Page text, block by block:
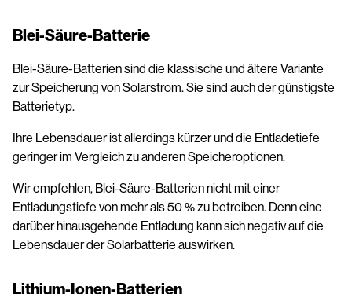
Blei-Säure-Batterie
Blei-Säure-Batterien sind die klassische und ältere Variante
zur Speicherung von Solarstrom. Sie sind auch der günstigste
Batterietyp.
Ihre Lebensdauer ist allerdings kürzer und die Entladetiefe
geringer im Vergleich zu anderen Speicheroptionen.
Wir empfehlen, Blei-Säure-Batterien nicht mit einer
Entladungstiefe von mehr als 50 % zu betreiben. Denn eine
darüber hinausgehende Entladung kann sich negativ auf die
Lebensdauer der Solarbatterie auswirken.
Lithium-Ionen-Batterien